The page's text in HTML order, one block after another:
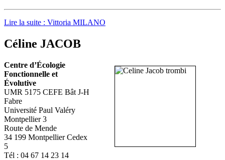
Lire la suite : Vittoria MILANO
Céline JACOB
Centre d’Écologie
Fonctionnelle et
Évolutive
UMR 5175 CEFE Bât J-H
Fabre
Université Paul Valéry
Montpellier 3
Route de Mende
34 199 Montpellier Cedex
5
Tél : 04 67 14 23 14